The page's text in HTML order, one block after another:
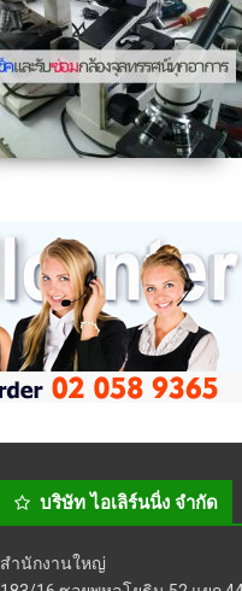
บริษัท ไอเลิร์นนิ่ง จำกัด
สำนักงานใหญ่